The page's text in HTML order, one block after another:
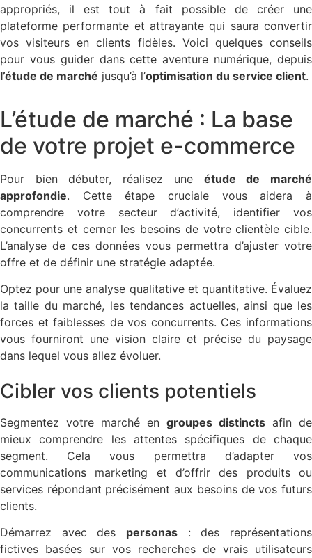
appropriés, il est tout à fait possible de créer une
plateforme performante et attrayante qui saura convertir
vos visiteurs en clients fidèles. Voici quelques conseils
pour vous guider dans cette aventure numérique, depuis
l’étude de marché jusqu’à l’optimisation du service client.
L’étude de marché : La base
de votre projet e-commerce
Pour bien débuter, réalisez une étude de marché
approfondie. Cette étape cruciale vous aidera à
comprendre votre secteur d’activité, identifier vos
concurrents et cerner les besoins de votre clientèle cible.
L’analyse de ces données vous permettra d’ajuster votre
offre et de définir une stratégie adaptée.
Optez pour une analyse qualitative et quantitative. Évaluez
la taille du marché, les tendances actuelles, ainsi que les
forces et faiblesses de vos concurrents. Ces informations
vous fourniront une vision claire et précise du paysage
dans lequel vous allez évoluer.
Cibler vos clients potentiels
Segmentez votre marché en groupes distincts afin de
mieux comprendre les attentes spécifiques de chaque
segment. Cela vous permettra d’adapter vos
communications marketing et d’offrir des produits ou
services répondant précisément aux besoins de vos futurs
clients.
Démarrez avec des personas : des représentations
fictives basées sur vos recherches de vrais utilisateurs